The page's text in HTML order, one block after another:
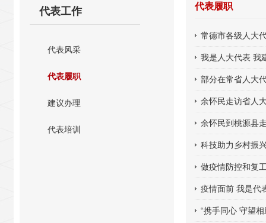
代表工作
代表风采
代表履职
建议办理
代表培训
代表履职
常德市各级人大
我是人大代表 我
部分在常省人大
余怀民走访省人
余怀民到桃源县
科技助力乡村振
做疫情防控和复
疫情面前 我是代
“携手同心 守望